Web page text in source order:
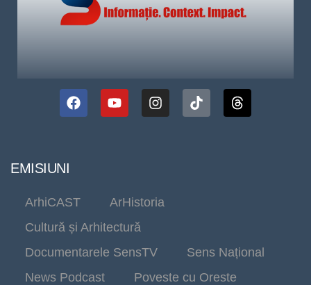
EMISIUNI
ArhiCAST
ArHistoria
Cultură și Arhitectură
Documentarele SensTV
Sens Național
News Podcast
Poveste cu Oreste